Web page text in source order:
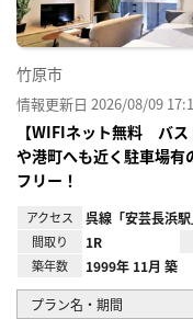
竹原市
情報更新日 2026/08/09
【WIFIネット無料 バ
や港町へも近く駐車場有
フリー！
アクセス 呉線「安芸長浜駅
間取り 1R
築年数 1999年 11月 築
プラン名・期間